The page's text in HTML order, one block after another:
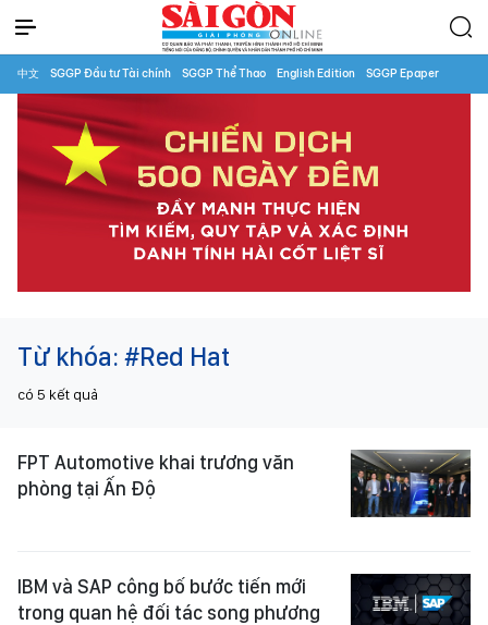
中文 SGGP Đầu tư Tài chính SGGP Thể Thao English Edition SGGP Epaper
Từ khóa: #Red Hat
có 5 kết quả
FPT Automotive khai trương văn
phòng tại Ấn Độ
IBM và SAP công bố bước tiến mới
trong quan hệ đối tác song phương